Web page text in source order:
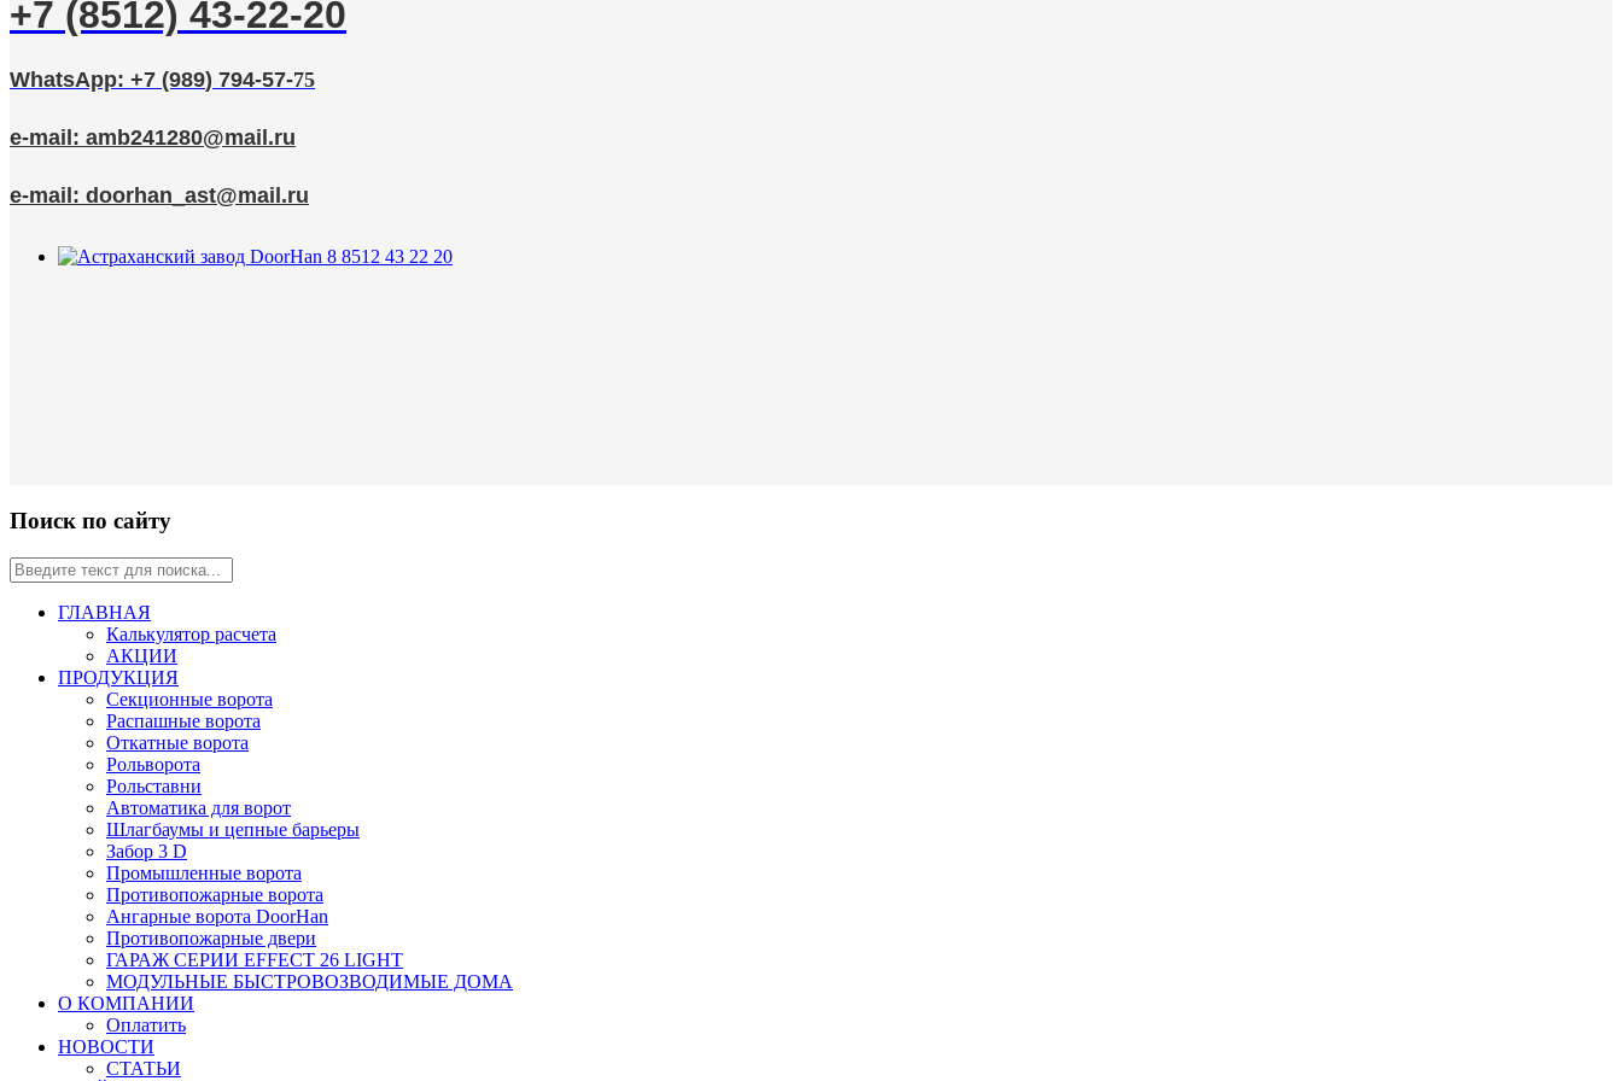
+7 (8512) 43-22-20
WhatsApp: +7 (989) 794-57-75
e-mail: amb241280@mail.ru
e-mail: doorhan_ast@mail.ru
Поиск по сайту
ГЛАВНАЯ
Калькулятор расчета
АКЦИИ
ПРОДУКЦИЯ
Секционные ворота
Распашные ворота
Откатные ворота
Рольворота
Рольставни
Автоматика для ворот
Шлагбаумы и цепные барьеры
Забор 3 D
Промышленные ворота
Противопожарные ворота
Ангарные ворота DoorHan
Противопожарные двери
ГАРАЖ СЕРИИ EFFECT 26 LIGHT
МОДУЛЬНЫЕ БЫСТРОВОЗВОДИМЫЕ ДОМА
О КОМПАНИИ
Оплатить
НОВОСТИ
СТАТЬИ